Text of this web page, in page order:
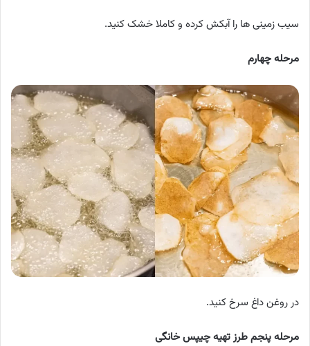
سیب زمینی ها را آبکش کرده و کاملا خشک کنید.
مرحله چهارم
در روغن داغ سرخ کنید.
مرحله پنجم طرز تهیه چیپس خانگی